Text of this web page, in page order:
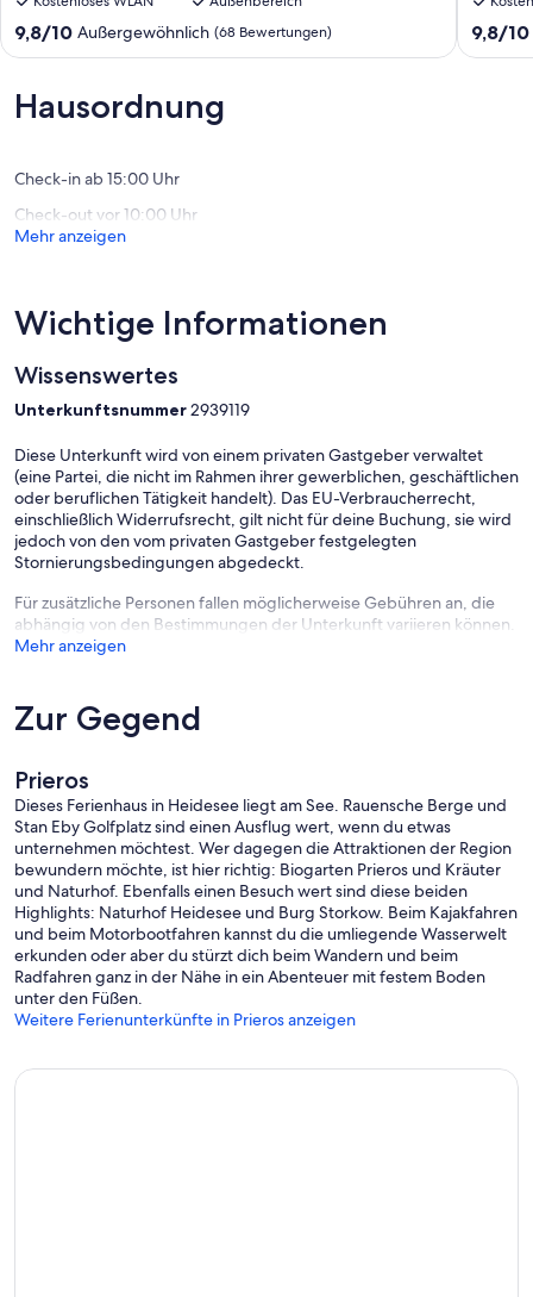
am
Wald
und
Minuten
zum
9.8
von
Außergewöhnlich,
(68
9,8/10 Außergewöhnlich (68 Bewertungen)
und
vor
9.8
von
9,8/10
Hausordnung
Check-in ab 15:00 Uhr
Check-out vor 10:00 Uhr
Mehr anzeigen
Wichtige Informationen
Wissenswertes
Unterkunftsnummer2939119
Diese Unterkunft wird von einem privaten Gastgeber verwaltet
(eine Partei, die nicht im Rahmen ihrer gewerblichen, geschäftlichen
oder beruflichen Tätigkeit handelt). Das EU-Verbraucherrecht,
einschließlich Widerrufsrecht, gilt nicht für deine Buchung, sie wird
jedoch von den vom privaten Gastgeber festgelegten
Stornierungsbedingungen abgedeckt.
Für zusätzliche Personen fallen möglicherweise Gebühren an, die
abhängig von den Bestimmungen der Unterkunft variieren können.
Mehr anzeigen
Zur Gegend
Prieros
Dieses Ferienhaus in Heidesee liegt am See. Rauensche Berge und
Stan Eby Golfplatz sind einen Ausflug wert, wenn du etwas
unternehmen möchtest. Wer dagegen die Attraktionen der Region
bewundern möchte, ist hier richtig: Biogarten Prieros und Kräuter
und Naturhof. Ebenfalls einen Besuch wert sind diese beiden
Highlights: Naturhof Heidesee und Burg Storkow. Beim Kajakfahren
und beim Motorbootfahren kannst du die umliegende Wasserwelt
erkunden oder aber du stürzt dich beim Wandern und beim
Radfahren ganz in der Nähe in ein Abenteuer mit festem Boden
unter den Füßen.
Weitere Ferienunterkünfte in Prieros anzeigen